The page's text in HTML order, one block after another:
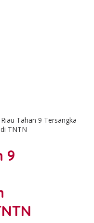
Tahan 9 Tersangka
TNTN
9